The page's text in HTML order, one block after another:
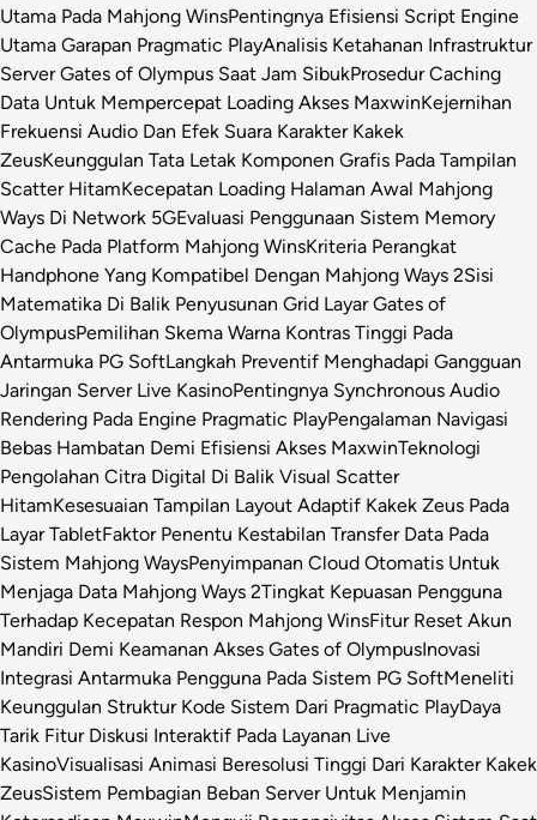
Utama Pada Mahjong WinsPentingnya Efisiensi Script Engine
Utama Garapan Pragmatic PlayAnalisis Ketahanan Infrastruktur
Server Gates of Olympus Saat Jam SibukProsedur Caching
Data Untuk Mempercepat Loading Akses MaxwinKejernihan
Frekuensi Audio Dan Efek Suara Karakter Kakek
ZeusKeunggulan Tata Letak Komponen Grafis Pada Tampilan
Scatter HitamKecepatan Loading Halaman Awal Mahjong
Ways Di Network 5GEvaluasi Penggunaan Sistem Memory
Cache Pada Platform Mahjong WinsKriteria Perangkat
Handphone Yang Kompatibel Dengan Mahjong Ways 2Sisi
Matematika Di Balik Penyusunan Grid Layar Gates of
OlympusPemilihan Skema Warna Kontras Tinggi Pada
Antarmuka PG SoftLangkah Preventif Menghadapi Gangguan
Jaringan Server Live KasinoPentingnya Synchronous Audio
Rendering Pada Engine Pragmatic PlayPengalaman Navigasi
Bebas Hambatan Demi Efisiensi Akses MaxwinTeknologi
Pengolahan Citra Digital Di Balik Visual Scatter
HitamKesesuaian Tampilan Layout Adaptif Kakek Zeus Pada
Layar TabletFaktor Penentu Kestabilan Transfer Data Pada
Sistem Mahjong WaysPenyimpanan Cloud Otomatis Untuk
Menjaga Data Mahjong Ways 2Tingkat Kepuasan Pengguna
Terhadap Kecepatan Respon Mahjong WinsFitur Reset Akun
Mandiri Demi Keamanan Akses Gates of OlympusInovasi
Integrasi Antarmuka Pengguna Pada Sistem PG SoftMeneliti
Keunggulan Struktur Kode Sistem Dari Pragmatic PlayDaya
Tarik Fitur Diskusi Interaktif Pada Layanan Live
KasinoVisualisasi Animasi Beresolusi Tinggi Dari Karakter Kakek
ZeusSistem Pembagian Beban Server Untuk Menjamin